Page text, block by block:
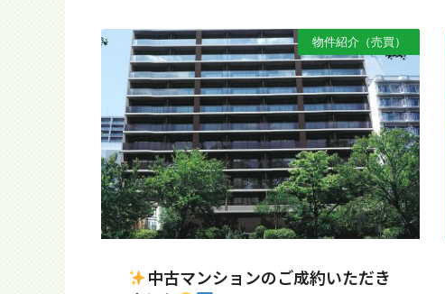
物件紹介（売買）
中古マンションのご成約いただき